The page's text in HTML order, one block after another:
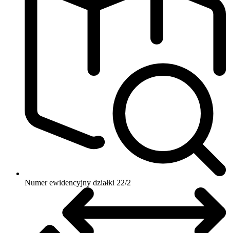
Numer ewidencyjny działki 22/2